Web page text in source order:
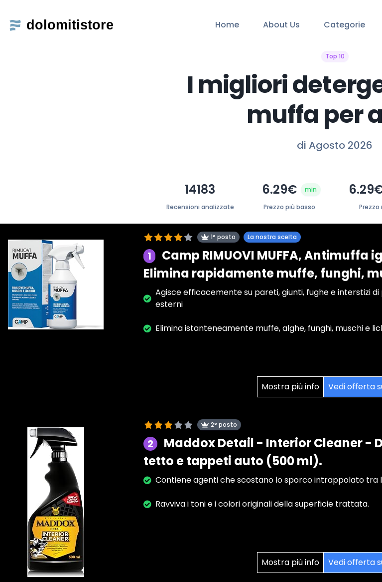
Home About Us Categorie
Top 10
I migliori
muffa per
di Agosto 2026
14183
Recensioni analizzate
6.29€ min
Prezzo più basso Prezzo
1° posto La nostra scelta
1
Camp RIMUOVI MUFFA, Antimuffa
Elimina rapidamente muffe, funghi,
Agisce efficacemente su pareti, giunti, fughe e interstizi
esterni
Elimina istanteneamente muffe, alghe, funghi, muschi e
Mostra più info Vedi offerta
2° posto
2
Maddox Detail - Interior Cleaner -
tetto e tappeti auto (500 ml).
Contiene agenti che scostano lo sporco intrappolato tra
Ravviva i toni e i colori originali della superficie trattata.
Mostra più info Vedi offerta